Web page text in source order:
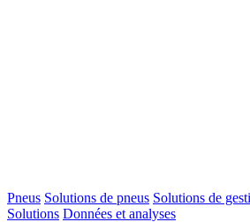
Pneus Solutions de pneus Solutions de
Solutions Données et analyses